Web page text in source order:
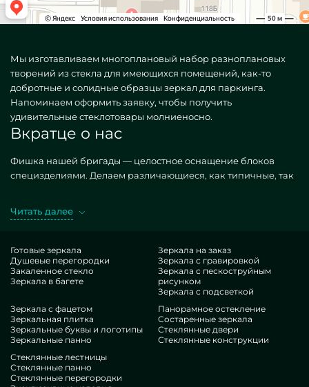
Мы изготавливаем многоплановый набор разноплановых
творений из стекла для имеющихся помещений, как-то
добротные и солидные образцы зеркал для паркинга.
Напоминаем оформить заявку, чтобы получить
удивительные стеклотовары молниеносно.
Вкратце о нас
Фишка нашей бригады — целостное оснащение блоков
специзделиями. Делаем различающиеся, как типичные, так
воплощении MILONYA, вы наверняка улавливаете, что это
поддающийся иным подобиям. Если вы жаждете
оптимизировать свои здания, привнести им изящества,
уникальности, обязательно рассмотрите наши изделия, от
зеркал для паркинга и до разноплановых решений.
Плюсы нашей студии
В нашем коллективе — спецы чрезвычайно бессчетных
придирчивых посетителей. Всю дорогу трудятся над
оптимизацией рабочих рангов, обдумывают, как
Читать далее
Готовые зеркала
Душевые перегородки
Закаленное стекло
Зеркала в багете
Зеркала на заказ
Зеркала с гравировкой
Зеркала с пескоструйным
рисунком
Зеркала с подсветкой
Зеркала с фацетом
Зеркальная плитка
Зеркальные буквы и логотипы
Зеркальные панно
Панорамное остекление
Состаренные зеркала
Стеклянные двери
Стеклянные конструкции
Стеклянные лестницы
Стеклянные панно
Стеклянные перегородки